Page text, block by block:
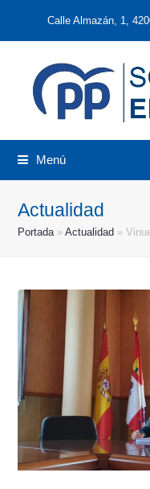
Calle Almazán, 1,
Menú
Actualidad
Portada»Actualidad »